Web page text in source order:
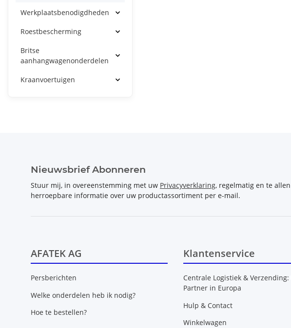
Werkplaatsbenodigdheden
Roestbescherming
Britse
aanhangwagenonderdelen
Kraanvoertuigen
Nieuwsbrief Abonneren
Stuur mij, in overeenstemming met uw Privacyverklaring, regelmatig en te
herroepbare informatie over uw productassortiment per e-mail.
AFATEK AG
Persberichten
Welke onderdelen heb ik nodig?
Hoe te bestellen?
Klantenservice
Centrale Logistiek & Verzending:
Partner in Europa
Hulp & Contact
Winkelwagen